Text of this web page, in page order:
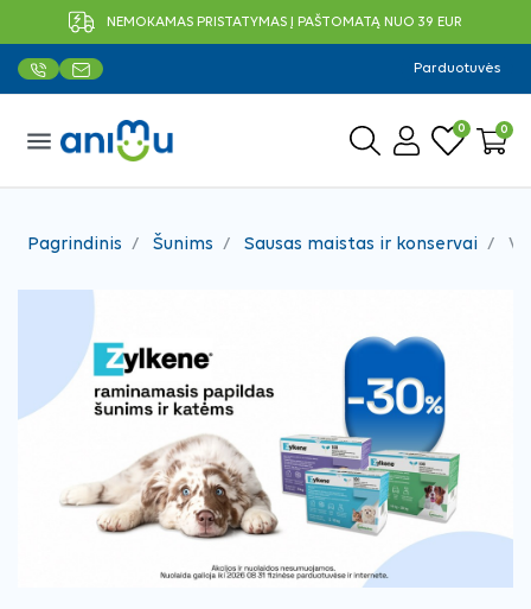
NEMOKAMAS PRISTATYMAS Į PAŠTOMATĄ NUO 39 EUR
Parduotuvės
menu 0 0
Pagrindinis Šunims Sausas maistas ir konservai